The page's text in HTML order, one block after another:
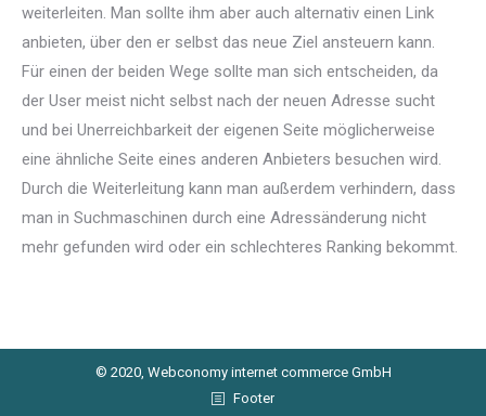
weiterleiten. Man sollte ihm aber auch alternativ einen Link
anbieten, über den er selbst das neue Ziel ansteuern kann.
Für einen der beiden Wege sollte man sich entscheiden, da
der User meist nicht selbst nach der neuen Adresse sucht
und bei Unerreichbarkeit der eigenen Seite möglicherweise
eine ähnliche Seite eines anderen Anbieters besuchen wird.
Durch die Weiterleitung kann man außerdem verhindern, dass
man in Suchmaschinen durch eine Adressänderung nicht
mehr gefunden wird oder ein schlechteres Ranking bekommt.
© 2020, Webconomy internet commerce GmbH
Footer